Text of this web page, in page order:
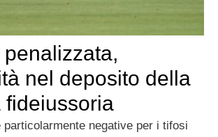
nel deposito della
fideiussoria
negative per i tifosi